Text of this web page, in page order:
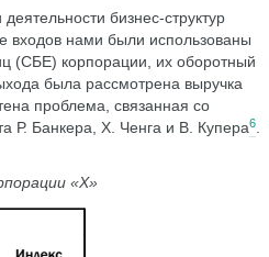
бизнес-структур
входов нами были использованы
(СБЕ) корпорации, их оборотный
была рассмотрена выручка
проблема, связанная со
Р. Банкера, Х. Ченга и В. Купера6.
«Х»